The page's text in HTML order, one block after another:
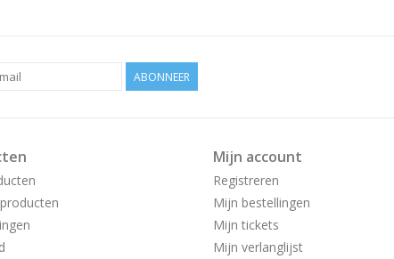
ABONNEER
Mijn account
Registreren
Mijn bestellingen
Mijn tickets
Mijn verlanglijst